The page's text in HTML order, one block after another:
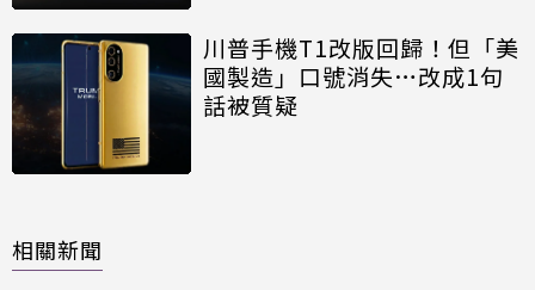
川普手機T1改版回歸！但「美
國製造」口號消失…改成1句
話被質疑
相關新聞